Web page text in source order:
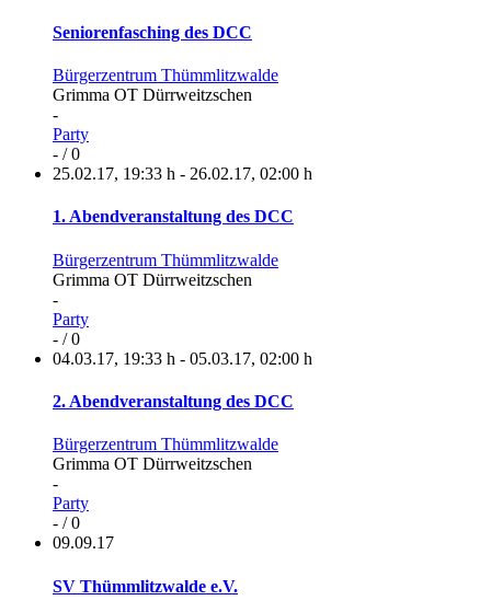
Seniorenfasching des DCC
Bürgerzentrum Thümmlitzwalde
Grimma OT Dürrweitzschen
-
Party
- / 0
25.02.17, 19:33 h - 26.02.17, 02:00 h
1. Abendveranstaltung des DCC
Bürgerzentrum Thümmlitzwalde
Grimma OT Dürrweitzschen
-
Party
- / 0
04.03.17, 19:33 h - 05.03.17, 02:00 h
2. Abendveranstaltung des DCC
Bürgerzentrum Thümmlitzwalde
Grimma OT Dürrweitzschen
-
Party
- / 0
09.09.17
SV Thümmlitzwalde e.V.